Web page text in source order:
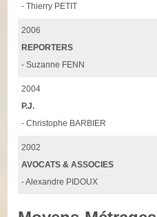
- Thierry PETIT
2006
REPORTERS
- Suzanne FENN
2004
P.J.
- Christophe BARBIER
2002
AVOCATS & ASSOCIES
- Alexandre PIDOUX